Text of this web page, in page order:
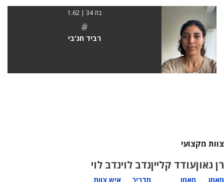
בת 34 | 1.62
#
רביד חג'בי
צוות מקצועי
רן גאון
מאמן
עודד קליין
מאמן
נדב לוי
מדריך
נדב לוי
איש צוות